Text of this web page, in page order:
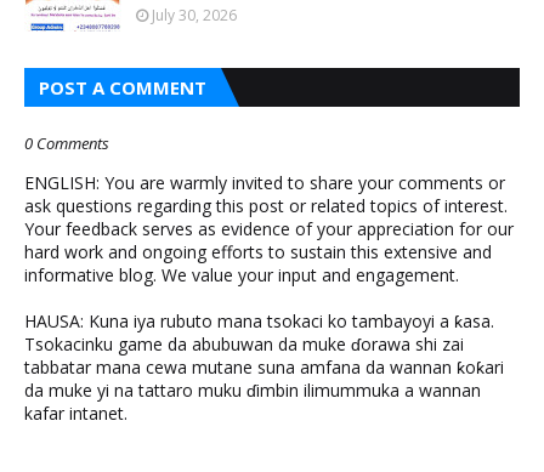
July 30, 2026
POST A COMMENT
0 Comments
ENGLISH: You are warmly invited to share your comments or
ask questions regarding this post or related topics of interest.
Your feedback serves as evidence of your appreciation for our
hard work and ongoing efforts to sustain this extensive and
informative blog. We value your input and engagement.
HAUSA: Kuna iya rubuto mana tsokaci ko tambayoyi a ƙasa.
Tsokacinku game da abubuwan da muke ɗorawa shi zai
tabbatar mana cewa mutane suna amfana da wannan ƙoƙari
da muke yi na tattaro muku ɗimbin ilimummuka a wannan
kafar intanet.